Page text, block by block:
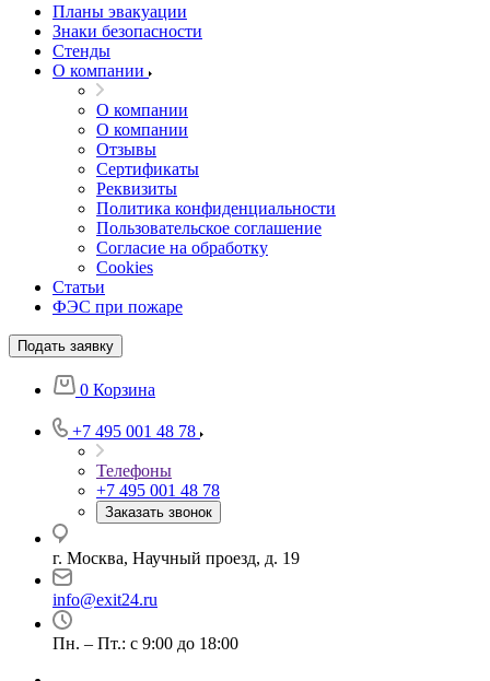
Планы эвакуации
Знаки безопасности
Стенды
О компании
О компании
О компании
Отзывы
Сертификаты
Реквизиты
Политика конфиденциальности
Пользовательское соглашение
Согласие на обработку
Cookies
Статьи
ФЭС при пожаре
Подать заявку
0 Корзина
+7 495 001 48 78
Телефоны
+7 495 001 48 78
Заказать звонок
г. Москва, Научный проезд, д. 19
info@exit24.ru
Пн. – Пт.: с 9:00 до 18:00